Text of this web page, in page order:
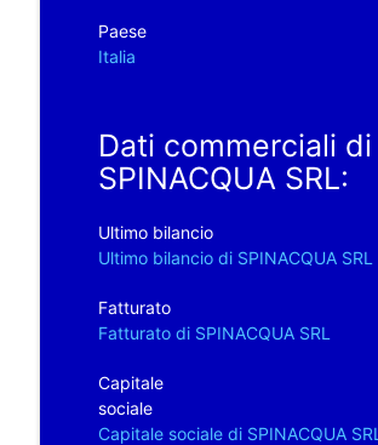
Paese
Italia
Dati commerciali di
SPINACQUA SRL:
Ultimo bilancio
Ultimo bilancio di SPINACQUA SRL
Fatturato
Fatturato di SPINACQUA SRL
Capitale
sociale
Capitale sociale di SPINACQUA SRL